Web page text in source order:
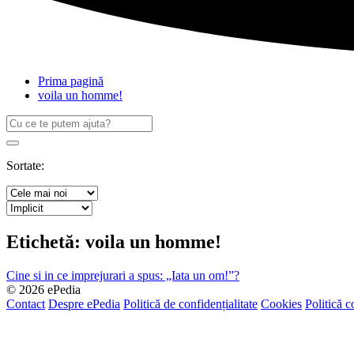
Prima pagină
voila un homme!
Caută
după:
Search
Sortate:
Etichetă: voila un homme!
Cine si in ce imprejurari a spus: „Iata un om!”?
© 2026 ePedia
Contact Despre ePedia Politică de confidențialitate Cookies Politică